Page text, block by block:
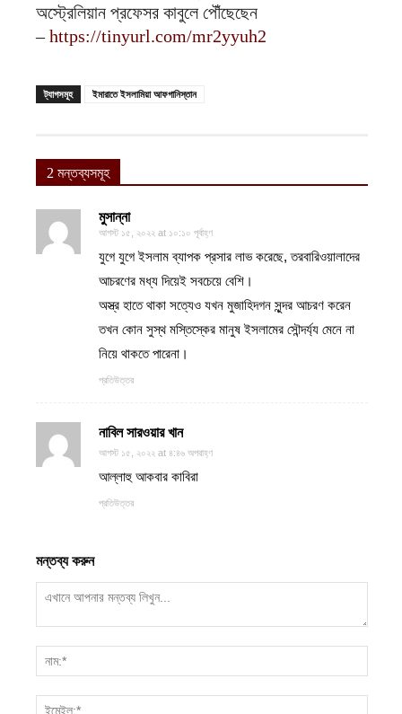
অস্ট্রেলিয়ান প্রফেসর কাবুলে পৌঁছেছেন
–https://tinyurl.com/mr2yyuh2
ট্যাগসমূহ ইমারাতে ইসলামিয়া আফগানিস্তান
2 মন্তব্যসমূহ
মুসান্না
আগস্ট ১৫, ২০২২ at ১০:১০ পূর্বাহ্ণ
যুগে যুগে ইসলাম ব্যাপক প্রসার লাভ করেছে, তরবারিওয়ালাদের
আচরণের মধ্য দিয়েই সবচেয়ে বেশি।
অস্ত্র হাতে থাকা সত্যেও যখন মুজাহিদগন সুন্দর আচরণ করেন
তখন কোন সুস্থ মস্তিস্কের মানুষ ইসলামের সৌন্দর্য্য মেনে না
নিয়ে থাকতে পারেনা।
প্রতিউত্তর
নাবিল সারওয়ার খান
আগস্ট ১৫, ২০২২ at ৪:৪৬ অপরাহ্ণ
আল্লাহু আকবার কাবিরা
প্রতিউত্তর
মন্তব্য করুন